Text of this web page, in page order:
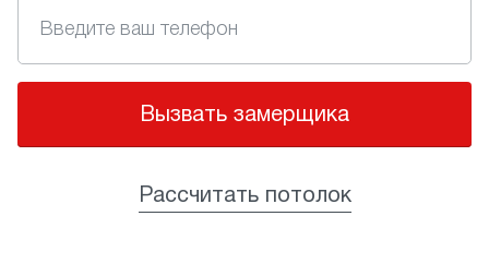
Вызвать замерщика
Рассчитать потолок